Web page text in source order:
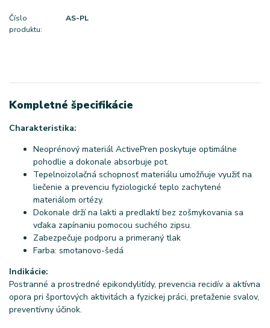
Číslo
produktu:
AS-PL
Kompletné špecifikácie
Charakteristika:
Neoprénový materiál ActivePren poskytuje optimálne
pohodlie a dokonale absorbuje pot.
Tepelnoizolačná schopnosť materiálu umožňuje využiť na
liečenie a prevenciu fyziologické teplo zachytené
materiálom ortézy.
Dokonale drží na lakti a predlaktí bez zošmykovania sa
vďaka zapínaniu pomocou suchého zipsu.
Zabezpečuje podporu a primeraný tlak
Farba: smotanovo-šedá
Indikácie:
Postranné a prostredné epikondylitídy, prevencia recidív a aktívna
opora pri športových aktivitách a fyzickej práci, preťaženie svalov,
preventívny účinok.